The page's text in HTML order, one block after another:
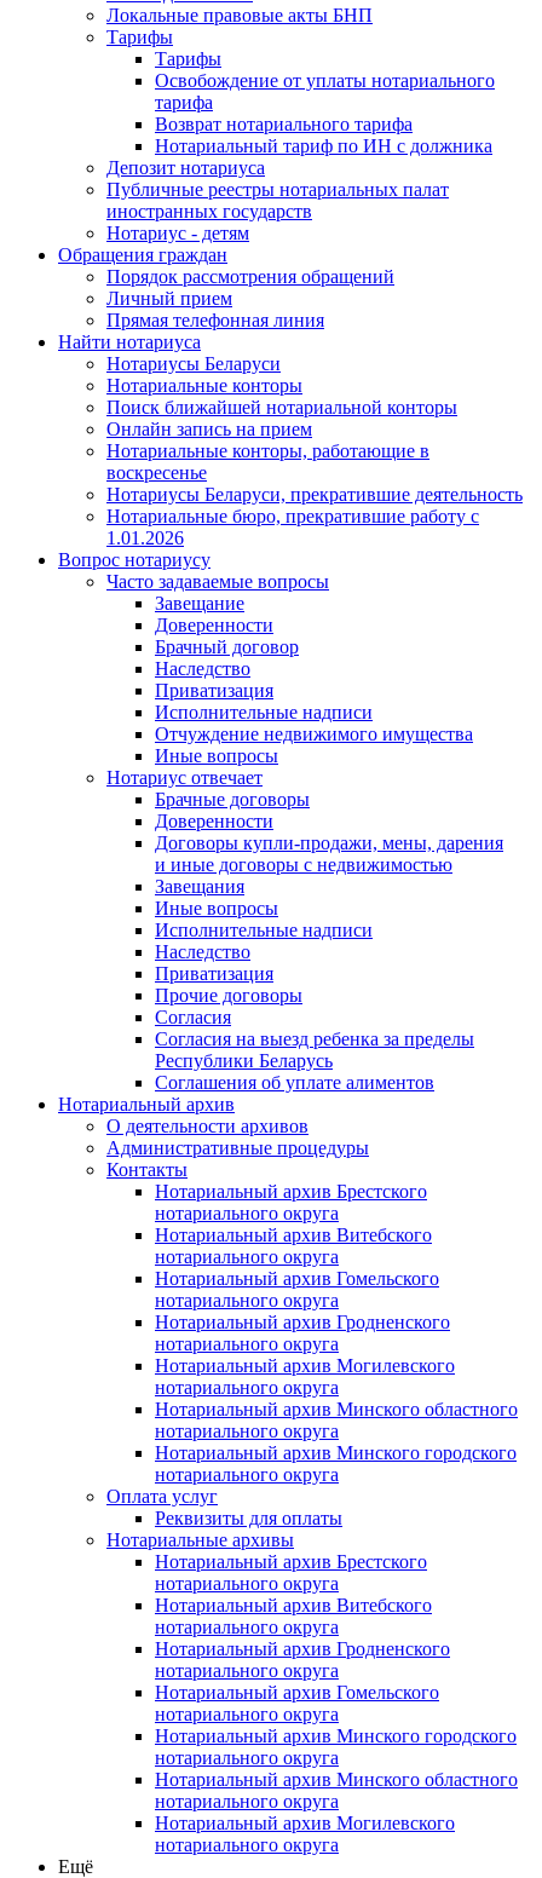
Локальные правовые акты БНП
Тарифы
Тарифы
Освобождение от уплаты нотариального
тарифа
Возврат нотариального тарифа
Нотариальный тариф по ИН с должника
Депозит нотариуса
Публичные реестры нотариальных палат
иностранных государств
Нотариус - детям
Обращения граждан
Порядок рассмотрения обращений
Личный прием
Прямая телефонная линия
Найти нотариуса
Нотариусы Беларуси
Нотариальные конторы
Поиск ближайшей нотариальной конторы
Онлайн запись на прием
Нотариальные конторы, работающие в
воскресенье
Нотариусы Беларуси, прекратившие деятельность
Нотариальные бюро, прекратившие работу с
1.01.2026
Вопрос нотариусу
Часто задаваемые вопросы
Завещание
Доверенности
Брачный договор
Наследство
Приватизация
Исполнительные надписи
Отчуждение недвижимого имущества
Иные вопросы
Нотариус отвечает
Брачные договоры
Доверенности
Договоры купли-продажи, мены, дарения
и иные договоры с недвижимостью
Завещания
Иные вопросы
Исполнительные надписи
Наследство
Приватизация
Прочие договоры
Согласия
Согласия на выезд ребенка за пределы
Республики Беларусь
Соглашения об уплате алиментов
Нотариальный архив
О деятельности архивов
Административные процедуры
Контакты
Нотариальный архив Брестского
нотариального округа
Нотариальный архив Витебского
нотариального округа
Нотариальный архив Гомельского
нотариального округа
Нотариальный архив Гродненского
нотариального округа
Нотариальный архив Могилевского
нотариального округа
Нотариальный архив Минского областного
нотариального округа
Нотариальный архив Минского городского
нотариального округа
Оплата услуг
Реквизиты для оплаты
Нотариальные архивы
Нотариальный архив Брестского
нотариального округа
Нотариальный архив Витебского
нотариального округа
Нотариальный архив Гродненского
нотариального округа
Нотариальный архив Гомельского
нотариального округа
Нотариальный архив Минского городского
нотариального округа
Нотариальный архив Минского областного
нотариального округа
Нотариальный архив Могилевского
нотариального округа
Ещё